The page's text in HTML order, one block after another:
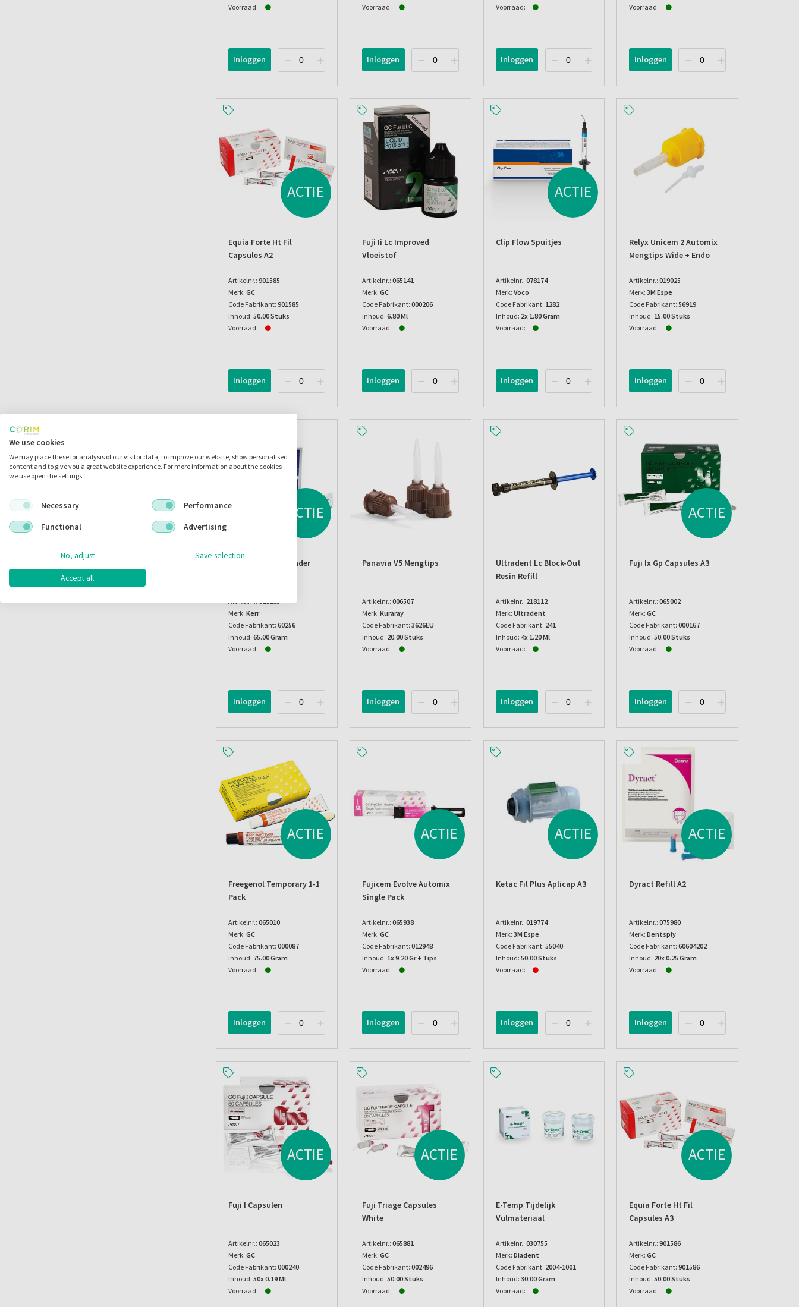
Voorraad:
Inloggen
Voorraad:
Inloggen
Voorraad:
Inloggen
Voorraad:
Inloggen
ACTIE
Equia Forte Ht Fil
Capsules A2
Artikelnr.: 901585
Merk: GC
Code Fabrikant: 901585
Inhoud: 50.00 Stuks
Voorraad:
Inloggen
Fuji Ii Lc Improved
Vloeistof
Artikelnr.: 065141
Merk: GC
Code Fabrikant: 000206
Inhoud: 6.80 Ml
Voorraad:
Inloggen
ACTIE
Clip Flow Spuitjes
Artikelnr.: 078174
Merk: Voco
Code Fabrikant: 1282
Inhoud: 2x 1.80 Gram
Voorraad:
Inloggen
Relyx Unicem 2 Automix
Mengtips Wide + Endo
Artikelnr.: 019025
Merk: 3M Espe
Code Fabrikant: 56919
Inhoud: 15.00 Stuks
Voorraad:
Inloggen
ACTIE
Tempbond Ne (zonder
Artikelnr.:028183
Merk: Kerr
Code Fabrikant: 60256
Inhoud: 65.00 Gram
Voorraad:
Inloggen
Panavia V5 Mengtips
Artikelnr.: 006507
Merk: Kuraray
Code Fabrikant: 3626EU
Inhoud: 20.00 Stuks
Voorraad:
Inloggen
Ultradent Lc Block-Out
Resin Refill
Artikelnr.: 218112
Merk: Ultradent
Code Fabrikant: 241
Inhoud: 4x 1.20 Ml
Voorraad:
Inloggen
ACTIE
Fuji Ix Gp Capsules A3
Artikelnr.: 065002
Merk: GC
Code Fabrikant: 000167
Inhoud: 50.00 Stuks
Voorraad:
Inloggen
ACTIE
Freegenol Temporary 1-1
Pack
Artikelnr.: 065010
Merk: GC
Code Fabrikant: 000087
Inhoud: 75.00 Gram
Voorraad:
Inloggen
ACTIE
Fujicem Evolve Automix
Single Pack
Artikelnr.: 065938
Merk: GC
Code Fabrikant: 012948
Inhoud: 1x 9.20 Gr + Tips
Voorraad:
Inloggen
ACTIE
Ketac Fil Plus Aplicap A3
Artikelnr.: 019774
Merk: 3M Espe
Code Fabrikant: 55040
Inhoud: 50.00 Stuks
Voorraad:
Inloggen
ACTIE
Dyract Refill A2
Artikelnr.: 075980
Merk: Dentsply
Code Fabrikant: 60604202
Inhoud: 20x 0.25 Gram
Voorraad:
Inloggen
ACTIE
Fuji I Capsulen
Artikelnr.: 065023
Merk: GC
Code Fabrikant: 000240
Inhoud: 50x 0.19 Ml
Voorraad:
ACTIE
Fuji Triage Capsules
White
Artikelnr.: 065881
Merk: GC
Code Fabrikant: 002496
Inhoud: 50.00 Stuks
Voorraad:
E-Temp Tijdelijk
Vulmateriaal
Artikelnr.: 030755
Merk: Diadent
Code Fabrikant: 2004-1001
Inhoud: 30.00 Gram
Voorraad:
ACTIE
Equia Forte Ht Fil
Capsules A3
Artikelnr.: 901586
Merk: GC
Code Fabrikant: 901586
Inhoud: 50.00 Stuks
Voorraad:
We use cookies
We may place these for analysis of our visitor data, to improve our website, show personalised
content and to give you a great website experience. For more information about the cookies
we use open the settings.
Necessary
Performance
Functional
Advertising
No, adjust Save selection
Accept all